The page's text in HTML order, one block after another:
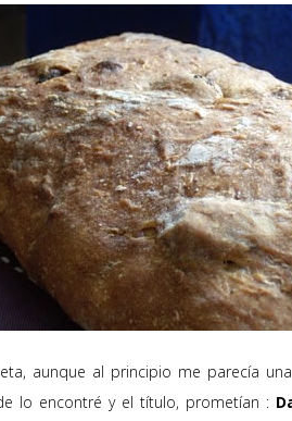
aunque al principio me parecía
lo encontré y el título, prometían :